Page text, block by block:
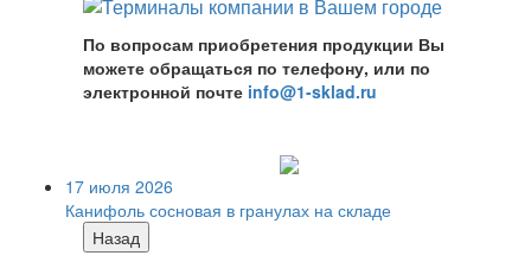
По вопросам приобретения продукции Вы
можете обращаться по телефону, или по
электронной почте info@1-sklad.ru
17 июля 2026
Канифоль сосновая в гранулах на складе
Назад